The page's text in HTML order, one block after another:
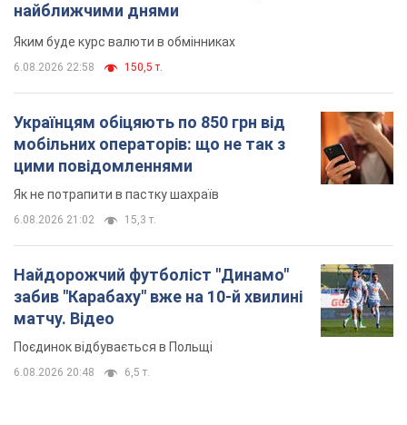
найближчими днями
Яким буде курс валюти в обмінниках
6.08.2026 22:58 150,5 т.
Українцям обіцяють по 850 грн від
мобільних операторів: що не так з
цими повідомленнями
Як не потрапити в пастку шахраїв
6.08.2026 21:02 15,3 т.
Найдорожчий футболіст "Динамо"
забив "Карабаху" вже на 10-й хвилині
матчу. Відео
Поєдинок відбувається в Польщі
6.08.2026 20:48 6,5 т.